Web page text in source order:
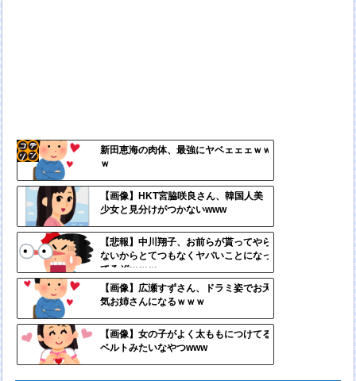
新田恵海の肉体、最強にヤベェェェｗｗ
ｗ
【画像】HKT宮脇咲良さん、韓国人美
少女と見分けがつかないwww
【悲報】中川翔子、お前らが貰ってやら
ないからとてつもなくヤバいことになっ
てるぞｗｗｗ
【画像】広瀬すずさん、ドラミ姿でお天
気お姉さんになるｗｗｗ
【画像】女の子がよく太ももにつけてる
ベルトみたいなやつwww
コテ
- 固
ンク
自動
更新
ツー